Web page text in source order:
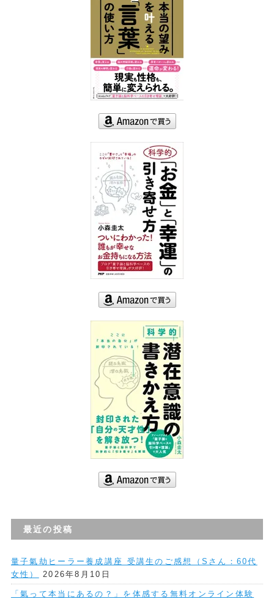
最近の投稿
量子氣劫ヒーラー養成講座 受講生のご感想（Sさん：60代
女性）
2026年8月10日
「氣って本当にあるの？」を体感する無料オンライン体験